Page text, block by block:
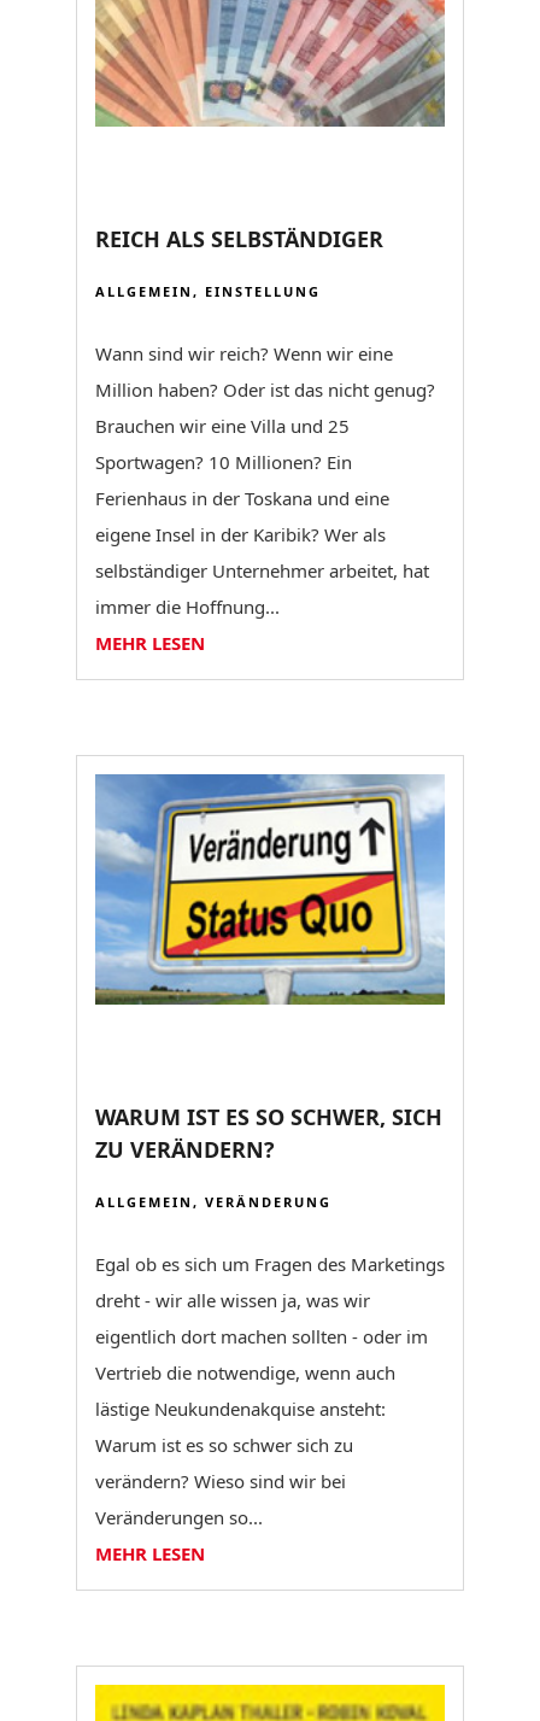
REICH ALS SELBSTÄNDIGER
ALLGEMEIN , EINSTELLUNG
Wann sind wir reich? Wenn wir eine
Million haben? Oder ist das nicht genug?
Brauchen wir eine Villa und 25
Sportwagen? 10 Millionen? Ein
Ferienhaus in der Toskana und eine
eigene Insel in der Karibik? Wer als
selbständiger Unternehmer arbeitet, hat
immer die Hoffnung...
MEHR LESEN
WARUM IST ES SO SCHWER, SICH
ZU VERÄNDERN?
ALLGEMEIN , VERÄNDERUNG
Egal ob es sich um Fragen des Marketings
dreht - wir alle wissen ja, was wir
eigentlich dort machen sollten - oder im
Vertrieb die notwendige, wenn auch
lästige Neukundenakquise ansteht:
Warum ist es so schwer sich zu
verändern? Wieso sind wir bei
Veränderungen so...
MEHR LESEN